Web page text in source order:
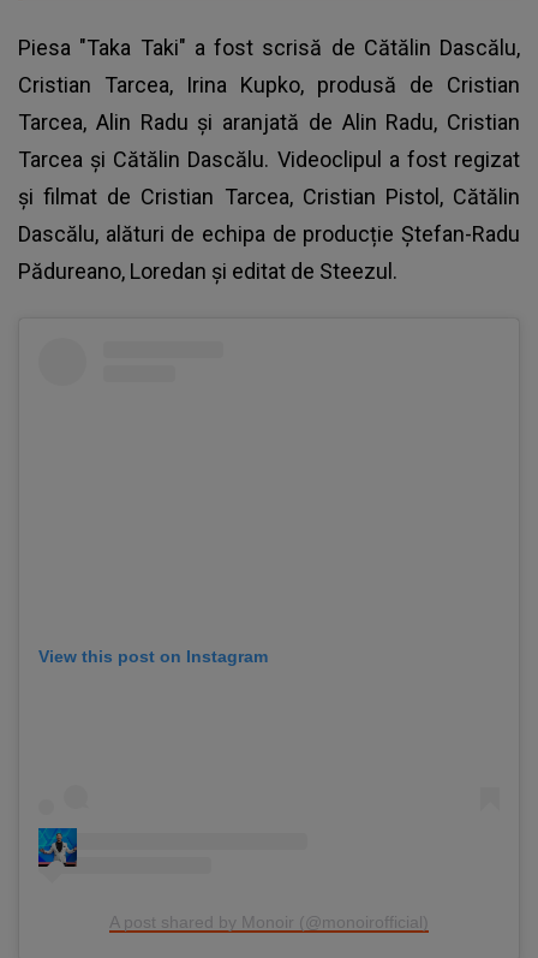
Piesa "Taka Taki" a fost scrisă de Cătălin Dascălu,
Cristian Tarcea, Irina Kupko, produsă de Cristian
Tarcea, Alin Radu și aranjată de Alin Radu, Cristian
Tarcea și Cătălin Dascălu. Videoclipul a fost regizat
și filmat de Cristian Tarcea, Cristian Pistol, Cătălin
Dascălu, alături de echipa de producție Ștefan-Radu
Pădureano, Loredan și editat de Steezul.
View this post on Instagram
A post shared by Monoir (@monoirofficial)